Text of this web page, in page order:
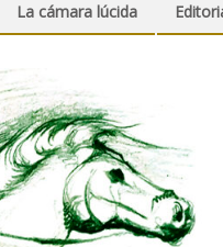
La cámara lúcida